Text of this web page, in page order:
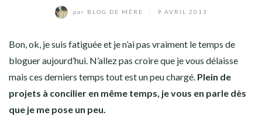
par BLOG DE MÈRE 9 AVRIL 2013
Bon, ok, je suis fatiguée et je n’ai pas vraiment le temps de
bloguer aujourd’hui. N’allez pas croire que je vous délaisse
mais ces derniers temps tout est un peu chargé. Plein de
projets à concilier en même temps, je vous en parle dès
que je me pose un peu.